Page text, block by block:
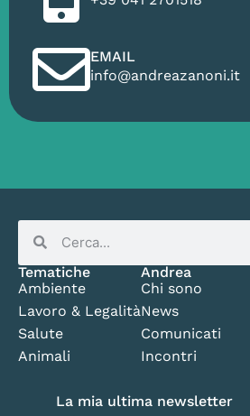
EMAIL
info@andreazanoni.it
Tematiche
Ambiente
Lavoro & Legalità
Salute
Animali
Andrea
Chi sono
News
Comunicati
Incontri
La mia ultima newsletter